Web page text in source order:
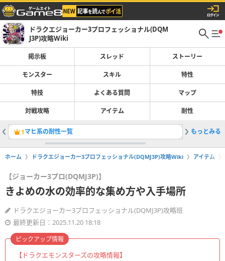
ドラクエジョーカー3プロフェッショナル(DQM
J3P)攻略Wiki
掲示板 スレッド ストーリー
モンスター スキル 特性
特技 よくある質問 マップ
対戦攻略 アイテム 耐性
1マヒ系の耐性一覧 2送電施
もっとみる
ホーム ドラクエジョーカー3プロフェッショナル(DQMJ3P)攻略Wiki アイテム
【ジョーカー3プロ(DQMJ3P)】
きよめの水の効率的な集め方や入手場所
ドラクエジョーカー3プロフェッショナル(DQMJ3P)攻略班
最終更新日：2025.11.20 18:18
【ドラクエモンスターズの攻略情報】
ピックアップ情報